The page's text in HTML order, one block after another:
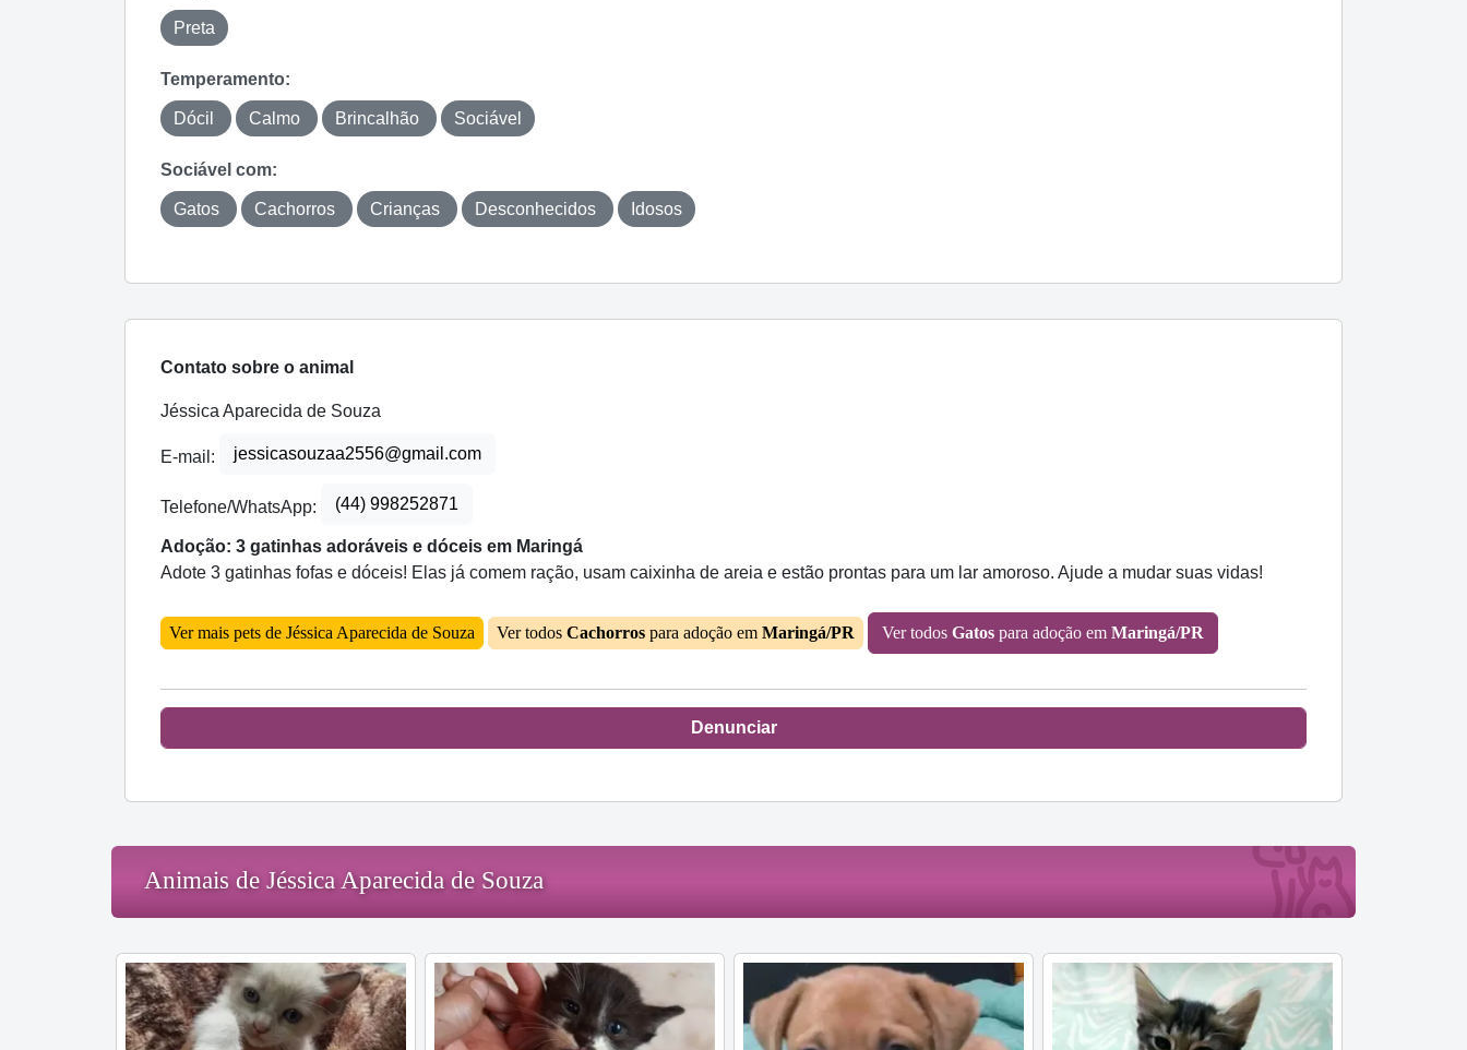
Preta
Temperamento:
Dócil Calmo Brincalhão Sociável
Sociável com:
Gatos Cachorros Crianças Desconhecidos Idosos
Contato sobre o animal
Jéssica Aparecida de Souza
E-mail: jessicasouzaa2556@gmail.com
Telefone/WhatsApp: (44) 998252871
Adoção: 3 gatinhas adoráveis e dóceis em Maringá
Adote 3 gatinhas fofas e dóceis! Elas já comem ração, usam caixinha de areia e estão prontas para um lar amoroso. Ajude a mudar suas vidas!
Ver mais pets de Jéssica Aparecida de Souza Ver todos Cachorros para adoção em Maringá/PR Ver todos Gatos para adoção em Maringá/PR
Denunciar
Animais de Jéssica Aparecida de Souza